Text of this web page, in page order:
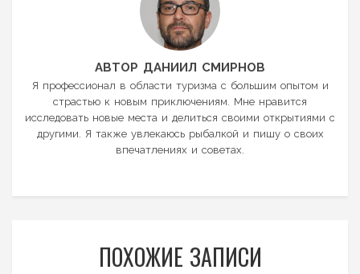
АВТОР ДАНИИЛ СМИРНОВ
Я профессионал в области туризма с большим опытом и
страстью к новым приключениям. Мне нравится
исследовать новые места и делиться своими открытиями с
другими. Я также увлекаюсь рыбалкой и пишу о своих
впечатлениях и советах.
ПОХОЖИЕ ЗАПИСИ